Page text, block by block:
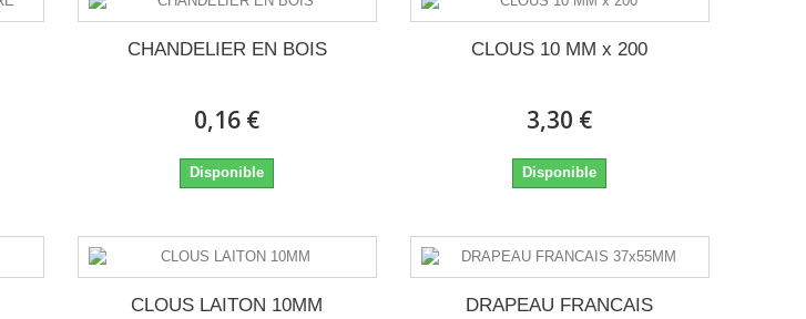
CHANDELIER EN BOIS
0,16 €
Disponible
CLOUS 10 MM x 200
3,30 €
Disponible
CLOUS LAITON 10MM
DRAPEAU FRANCAIS